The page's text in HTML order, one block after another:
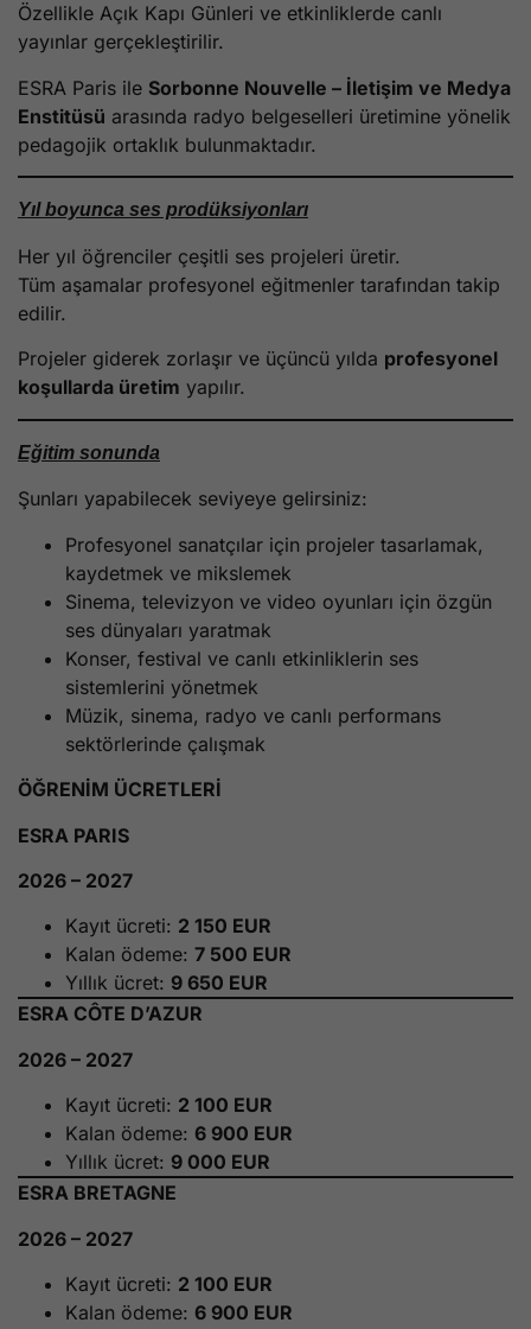
Özellikle Açık Kapı Günleri ve etkinliklerde canlı
yayınlar gerçekleştirilir.
ESRA Paris ile Sorbonne Nouvelle – İletişim ve Medya
Enstitüsü arasında radyo belgeselleri üretimine yönelik
pedagojik ortaklık bulunmaktadır.
Yıl boyunca ses prodüksiyonları
Her yıl öğrenciler çeşitli ses projeleri üretir.
Tüm aşamalar profesyonel eğitmenler tarafından takip
edilir.
Projeler giderek zorlaşır ve üçüncü yılda profesyonel
koşullarda üretim yapılır.
Eğitim sonunda
Şunları yapabilecek seviyeye gelirsiniz:
Profesyonel sanatçılar için projeler tasarlamak,
kaydetmek ve mikslemek
Sinema, televizyon ve video oyunları için özgün
ses dünyaları yaratmak
Konser, festival ve canlı etkinliklerin ses
sistemlerini yönetmek
Müzik, sinema, radyo ve canlı performans
sektörlerinde çalışmak
ÖĞRENİM ÜCRETLERİ
ESRA PARIS
2026 – 2027
Kayıt ücreti: 2 150 EUR
Kalan ödeme: 7 500 EUR
Yıllık ücret: 9 650 EUR
ESRA CÔTE D’AZUR
2026 – 2027
Kayıt ücreti: 2 100 EUR
Kalan ödeme: 6 900 EUR
Yıllık ücret: 9 000 EUR
ESRA BRETAGNE
2026 – 2027
Kayıt ücreti: 2 100 EUR
Kalan ödeme: 6 900 EUR